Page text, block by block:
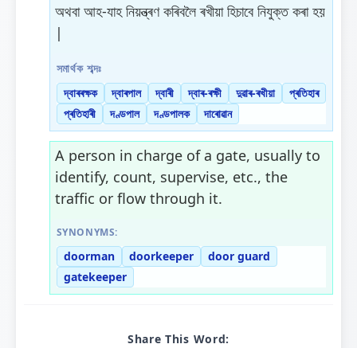
অথবা আহ-যাহ নিয়ন্ত্ৰণ কৰিবলৈ ৰখীয়া হিচাবে নিযুক্ত কৰা হয়
|
সমাৰ্থক শব্দঃ
দ্বাৰৰক্ষক
দ্বাৰপাল দ্বাৰী দ্বাৰ-ৰক্ষী দুৱাৰ-ৰখীয়া
প্ৰতিহাৰ
প্ৰতিহাৰী
দণ্ডপাল দণ্ডপালক দাৰোৱান
A person in charge of a gate, usually to
identify, count, supervise, etc., the
traffic or flow through it.
SYNONYMS:
doorman doorkeeper
door guard
gatekeeper
Share This Word: